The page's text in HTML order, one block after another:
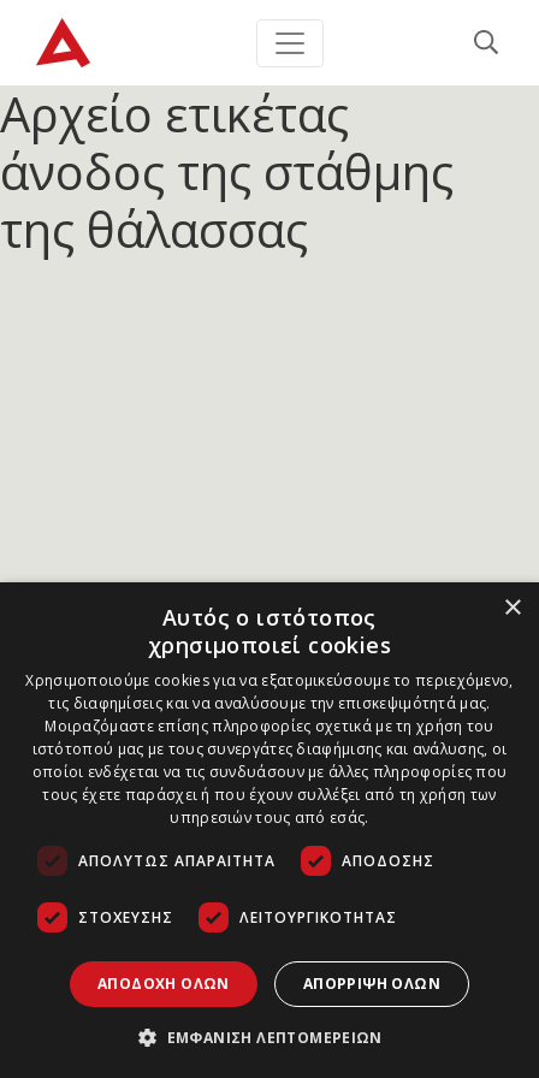
Αρχείο ετικέτας
άνοδος της στάθμης
της θάλασσας
×
Αυτός ο ιστότοπος
χρησιμοποιεί cookies
Χρησιμοποιούμε cookies για να εξατομικεύσουμε το περιεχόμενο,
τις διαφημίσεις και να αναλύσουμε την επισκεψιμότητά μας.
Μοιραζόμαστε επίσης πληροφορίες σχετικά με τη χρήση του
ιστότοπού μας με τους συνεργάτες διαφήμισης και ανάλυσης, οι
οποίοι ενδέχεται να τις συνδυάσουν με άλλες πληροφορίες που
τους έχετε παράσχει ή που έχουν συλλέξει από τη χρήση των
υπηρεσιών τους από εσάς.
ΑΠΟΛΎΤΩΣ ΑΠΑΡΑΊΤΗΤΑ ΑΠΌΔΟΣΗΣ
ΣΤΌΧΕΥΣΗΣ ΛΕΙΤΟΥΡΓΙΚΌΤΗΤΑΣ
ΑΠΟΔΟΧΉ ΌΛΩΝ ΑΠΌΡΡΙΨΗ ΌΛΩΝ
ΕΜΦΆΝΙΣΗ ΛΕΠΤΟΜΕΡΕΙΏΝ